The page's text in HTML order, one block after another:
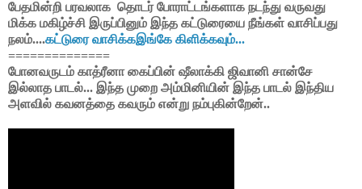
பேதமின்றி பரவலாக தொடர் போராட்டங்களாக நடந்து வருவது
மிக்க மகிழ்ச்சி இருப்பினும் இந்த கட்டுரையை நீங்கள் வாசிப்பது
நலம்....கட்டுரை வாசிக்கஇங்கே கிளிக்கவும்...
==============
போனவருடம் காத்ரீனா கைப்பின் ஷீலாக்கி ஜிவானி சான்சே
இல்லாத பாடல்... இந்த முறை அம்மினியின் இந்த பாடல் இந்திய
அளவில் கவனத்தை கவரும் என்று நம்புகின்றேன்..